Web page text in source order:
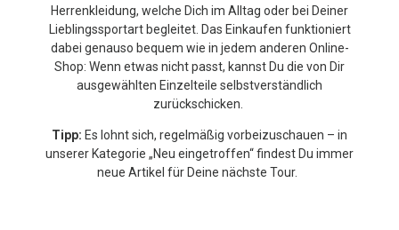
Herrenkleidung, welche Dich im Alltag oder bei Deiner
Lieblingssportart begleitet. Das Einkaufen funktioniert
dabei genauso bequem wie in jedem anderen Online-
Shop: Wenn etwas nicht passt, kannst Du die von Dir
ausgewählten Einzelteile selbstverständlich
zurückschicken.
Tipp: Es lohnt sich, regelmäßig vorbeizuschauen – in
unserer Kategorie „Neu eingetroffen“ findest Du immer
neue Artikel für Deine nächste Tour.